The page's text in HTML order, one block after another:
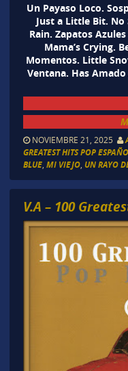
Un Payaso Loco.
Just a Little Bit.
Rain. Zapatos
Mama’s Crying.
Momentos. Little
Ventana. Has
NOVIEMBRE 21, 2025
GREATEST HITS POP
BLUE, MI VIEJO, UN RAYO
V.A – 100